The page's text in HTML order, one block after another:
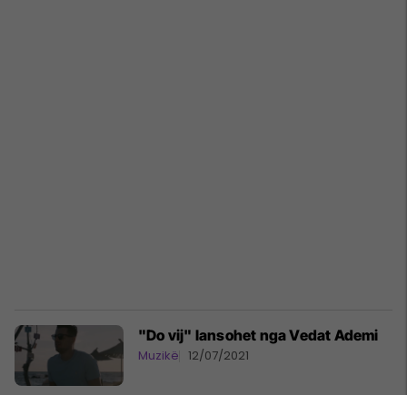
"Do vij" lansohet nga Vedat Ademi
Muzikë 12/07/2021